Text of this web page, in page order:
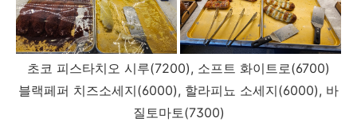
초코 피스타치오 시루(7200), 소프트 화이트로(6700)
블랙페퍼 치즈소세지(6000), 할라피뇨 소세지(6000), 바
질토마토(7300)